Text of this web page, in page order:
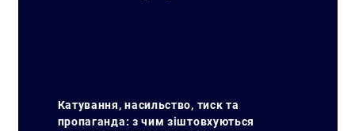
Катування, насильство, тиск та
пропаганда: з чим зіштовхуються